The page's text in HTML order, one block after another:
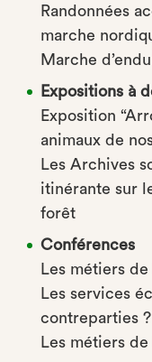
Randonnées
marche
Marche
Expositions à
Exposition
animaux de
Les Archives
itinérante sur
forêt
Conférences
Les métiers
Les services
contreparties ?
Les métiers